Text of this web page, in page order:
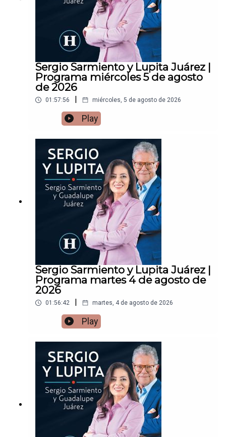
Sergio Sarmiento y Lupita Juárez |
Programa miércoles 5 de agosto
de 2026
01:57:56 miércoles, 5 de agosto de 2026
Play
Sergio Sarmiento y Lupita Juárez |
Programa martes 4 de agosto de
2026
01:56:42 martes, 4 de agosto de 2026
Play